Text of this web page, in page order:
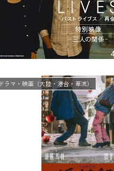
ドラマ・映画（大陸・港台・華流）